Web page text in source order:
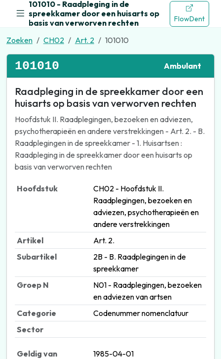
101010 - Raadpleging in de
spreekkamer door een huisarts op
basis van verworven rechten
FlowDent
Zoeken CH02 Art. 2 101010
101010 Ambulant
Raadpleging in de spreekkamer door een
huisarts op basis van verworven rechten
Hoofdstuk II. Raadplegingen, bezoeken en adviezen,
psychotherapieën en andere verstrekkingen - Art. 2. - B.
Raadplegingen in de spreekkamer - 1. Huisartsen :
Raadpleging in de spreekkamer door een huisarts op
basis van verworven rechten
Hoofdstuk
CH02 - Hoofdstuk II.
Raadplegingen, bezoeken en
adviezen, psychotherapieën en
andere verstrekkingen
Artikel
Art. 2.
Subartikel
2B - B. Raadplegingen in de
spreekkamer
Groep N
N01 - Raadplegingen, bezoeken
en adviezen van artsen
Categorie
Codenummer nomenclatuur
Sector
Geldig van
1985-04-01